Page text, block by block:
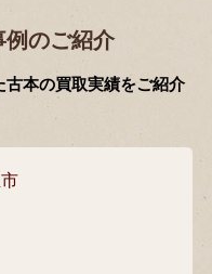
例のご紹介
本の買取実績をご紹介